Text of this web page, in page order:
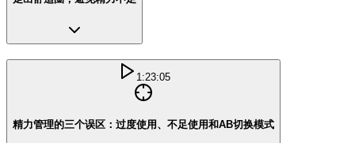
1:23:05
精力管理的三个误区：过度使用、不足使用和AB切换模式